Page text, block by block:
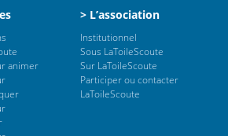
animer
> L’association
Institutionnel
Sous LaToileScoute
Sur LaToileScoute
Participer ou contacter
LaToileScoute